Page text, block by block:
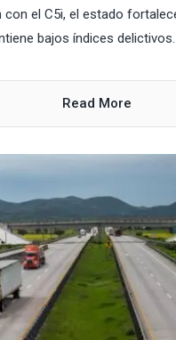
el C5i, el estado
bajos índices delictivos.
Read More